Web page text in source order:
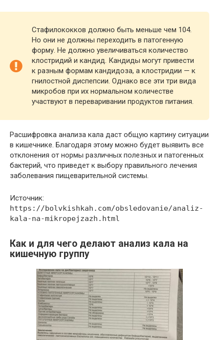
Стафилококков должно быть меньше чем 104.
Но они не должны переходить в патогенную
форму. Не должно увеличиваться количество
клостридий и кандид. Кандиды могут привести
к разным формам кандидоза, а клостридии — к
гнилостной диспепсии. Однако все эти три вида
микробов при их нормальном количестве
участвуют в переваривании продуктов питания.
Расшифровка анализа кала даст общую картину ситуации
в кишечнике. Благодаря этому можно будет выявить все
отклонения от нормы различных полезных и патогенных
бактерий, что приведет к выбору правильного лечения
заболевания пищеварительной системы.
Источник:
https://bolvkishkah.com/obsledovanie/analiz-
kala-na-mikropejzazh.html
Как и для чего делают анализ кала на
кишечную группу